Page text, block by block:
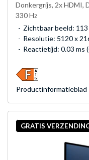
Donkergrijs, 2x HDMI,
330 Hz
Zichtbaar beeld: 113
Resolutie: 5120 x
Reactietijd: 0.03 ms
Product­informatieblad
GRATIS